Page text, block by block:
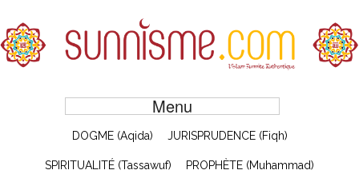
Menu
DOGME (Aqida) JURISPRUDENCE (Fiqh)
SPIRITUALITÉ (Tassawuf) PROPHÈTE (Muhammad)